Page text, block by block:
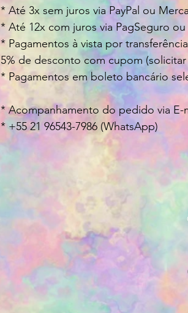
* Até 3x sem juros via PayPal ou
* Até 12x com juros via PagSeguro
* Pagamentos à vista por
5% de desconto com cupom (solicitar
* Pagamentos em boleto bancário
* Acompanhamento do pedido via E-
* +55 21 96543-7986 (WhatsApp)